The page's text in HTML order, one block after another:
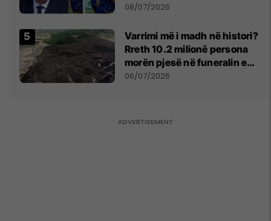
08/07/2026
Varrimi më i madh në histori?
Rreth 10.2 milionë persona
morën pjesë në funeralin e
liderit të Iranit në 1989
06/07/2026